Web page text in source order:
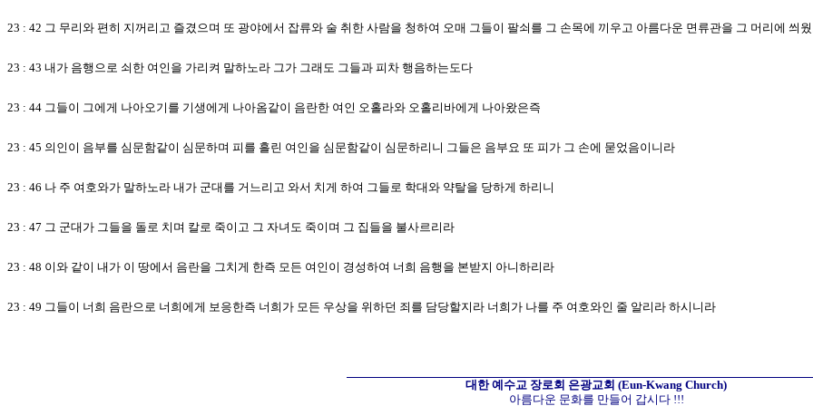
23 : 42 그 무리와 편히 지꺼리고 즐겼으며 또 광야에서 잡류와 술 취한 사람을 청하여 오매 그들이 팔쇠를 그 손목에 끼우고 아름다운 면류관을 그 머리에 씌
23 : 43 내가 음행으로 쇠한 여인을 가리켜 말하노라 그가 그래도 그들과 피차 행음하는도다
23 : 44 그들이 그에게 나아오기를 기생에게 나아옴같이 음란한 여인 오홀라와 오홀리바에게 나아왔은즉
23 : 45 의인이 음부를 심문함같이 심문하며 피를 흘린 여인을 심문함같이 심문하리니 그들은 음부요 또 피가 그 손에 묻었음이니라
23 : 46 나 주 여호와가 말하노라 내가 군대를 거느리고 와서 치게 하여 그들로 학대와 약탈을 당하게 하리니
23 : 47 그 군대가 그들을 돌로 치며 칼로 죽이고 그 자녀도 죽이며 그 집들을 불사르리라
23 : 48 이와 같이 내가 이 땅에서 음란을 그치게 한즉 모든 여인이 경성하여 너희 음행을 본받지 아니하리라
23 : 49 그들이 너희 음란으로 너희에게 보응한즉 너희가 모든 우상을 위하던 죄를 담당할지라 너희가 나를 주 여호와인 줄 알리라 하시니라
대한 예수교 장로회 은광교회 (Eun-Kwang Church)
아름다운 문화를 만들어 갑시다 !!!